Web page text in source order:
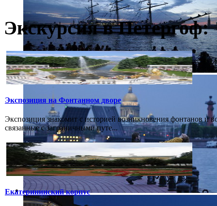
Экскурсия в Петергоф:
Экспозиция на Фонтанном дворе
Экспозиция знакомит с историей возникновения фонтанов и
связанные с заграничными путе...
Екатерининский корпус